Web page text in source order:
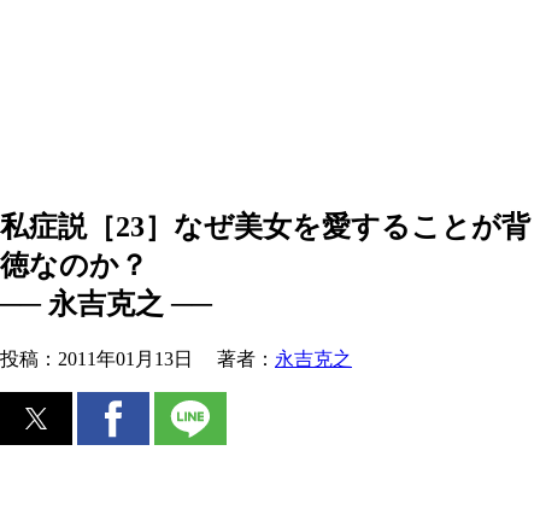
私症説［23］なぜ美女を愛することが背
徳なのか？
── 永吉克之 ──
投稿： 2011年01月13日 著者： 永吉克之